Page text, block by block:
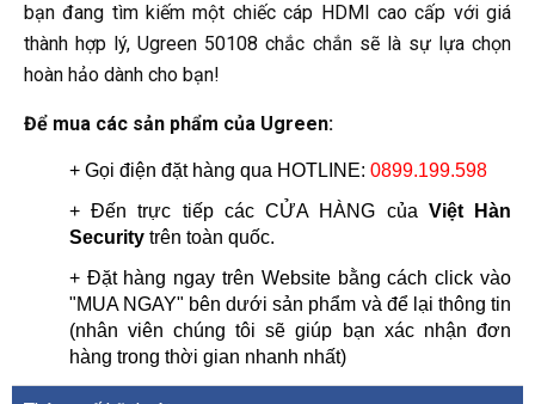
bạn đang tìm kiếm một chiếc cáp HDMI cao cấp với giá
thành hợp lý, Ugreen 50108 chắc chắn sẽ là sự lựa chọn
hoàn hảo dành cho bạn!
Để mua các sản phẩm của Ugreen:
+ Gọi điện đặt hàng qua HOTLINE: 0899.199.598
+ Đến trực tiếp các CỬA HÀNG của Việt Hàn
Security trên toàn quốc.
+ Đặt hàng ngay trên Website bằng cách click vào
"MUA NGAY" bên dưới sản phẩm và để lại thông tin
(nhân viên chúng tôi sẽ giúp bạn xác nhận đơn
hàng trong thời gian nhanh nhất)